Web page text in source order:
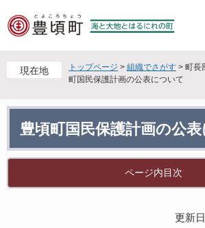
ー
す
ニ
し
文
現在地 トップページ > 組織でさがす > 町長
町国民保護計画の公表について
豊頃町国民保護計画の公
ページ内目次
更新